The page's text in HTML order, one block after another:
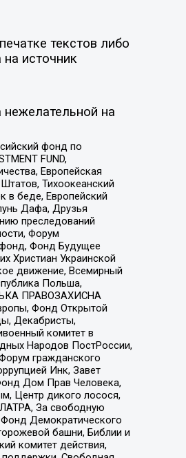
текстов либо
источник
на
фонд по
FUND,
Европейская
Тихоокеанский
в беде, Европейский
Дафа, Друзья
преследований
Форум
Фонд Будущее
Христиан Украинской
движение, Всемирный
Польша,
ПРАВОЗАХИСНА
Фонд Открытой
Декабристы,
комитет в
Народов ПостРоссии,
гражданского
Инк, Завет
Дом Прав Человека,
Центр дикого лосося,
За свободную
Демократического
башни, Библии и
комитет действия,